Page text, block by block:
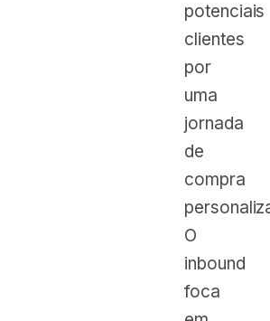
potenciais
clientes
por
uma
jornada
de
compra
O
inbound
foca